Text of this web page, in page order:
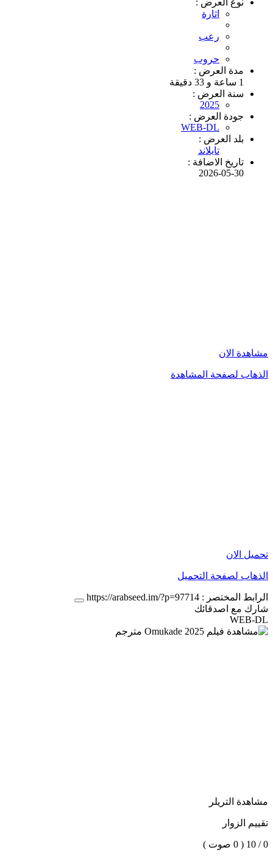
نوع العرض :
اثارة
رعب
حروب
مدة العرض :
1 ساعة و 33 دقيقة
سنة العرض :
2025
جودة العرض :
WEB-DL
بلد العرض :
تايلاند
تاريخ الاضافة :
2026-05-30
مشاهدة الان
الذهاب لصفحة المشاهدة
تحميل الان
الذهاب لصفحة التحميل
الرابط المختصر : https://arabseed.im/?p=97714
شارك مع اصدقائك
WEB-DL
مشاهدة التريلر
تقييم الزوار
0 / 10 ( 0 صوت )